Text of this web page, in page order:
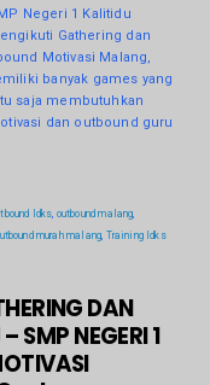
Negeri 1 Kalitidu
Gathering dan
Motivasi Malang,
banyak games yang
saja membutuhkan
dan outbound guru
ldks, outbound malang,
murah malang, Training ldks
DAN
SMP NEGERI 1